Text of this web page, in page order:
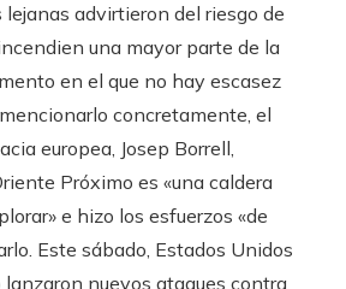
lejanas advirtieron del riesgo de
una mayor parte de la
en el que no hay escasez
concretamente, el
europea, Josep Borrell,
Próximo es «una caldera
e hizo los esfuerzos «de
Este sábado, Estados Unidos
nuevos ataques contra